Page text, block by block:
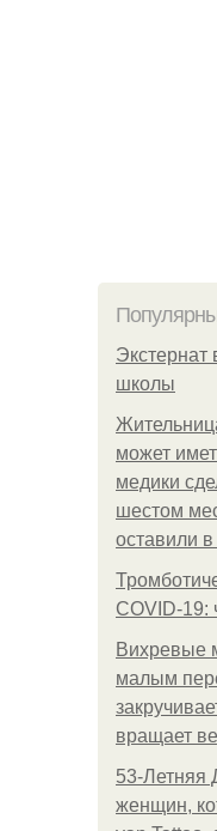
Экстернат
школы
может
медики
шестом
оставили в
COVID-19:
Вихревые
малым
вращает
53-Летняя
женщин,